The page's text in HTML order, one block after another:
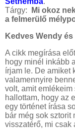
Tárgy:
Mi okoz
a felmerülő
Kedves Wendy és
A cikk megírása
hogy minél inkább
írjam le. De amiket
valamennyire
volt, amit
hallottam, hogy az
egy történet írása
bár még sok sztorit
visszatérő, mi csak